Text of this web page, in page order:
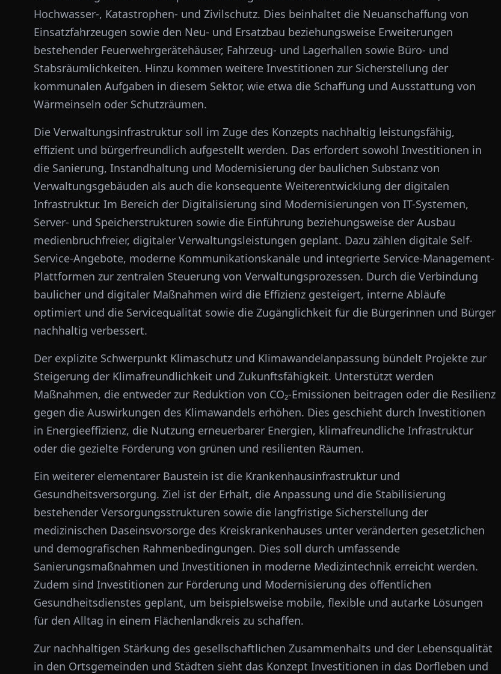
Hochwasser-, Katastrophen- und Zivilschutz. Dies beinhaltet die Neuanschaffung von
Einsatzfahrzeugen sowie den Neu- und Ersatzbau beziehungsweise Erweiterungen
bestehender Feuerwehrgerätehäuser, Fahrzeug- und Lagerhallen sowie Büro- und
Stabsräumlichkeiten. Hinzu kommen weitere Investitionen zur Sicherstellung der
kommunalen Aufgaben in diesem Sektor, wie etwa die Schaffung und Ausstattung von
Wärmeinseln oder Schutzräumen.
Die Verwaltungsinfrastruktur soll im Zuge des Konzepts nachhaltig leistungsfähig,
effizient und bürgerfreundlich aufgestellt werden. Das erfordert sowohl Investitionen in
die Sanierung, Instandhaltung und Modernisierung der baulichen Substanz von
Verwaltungsgebäuden als auch die konsequente Weiterentwicklung der digitalen
Infrastruktur. Im Bereich der Digitalisierung sind Modernisierungen von IT-Systemen,
Server- und Speicherstrukturen sowie die Einführung beziehungsweise der Ausbau
medienbruchfreier, digitaler Verwaltungsleistungen geplant. Dazu zählen digitale Self-
Service-Angebote, moderne Kommunikationskanäle und integrierte Service-Management-
Plattformen zur zentralen Steuerung von Verwaltungsprozessen. Durch die Verbindung
baulicher und digitaler Maßnahmen wird die Effizienz gesteigert, interne Abläufe
optimiert und die Servicequalität sowie die Zugänglichkeit für die Bürgerinnen und Bürger
nachhaltig verbessert.
Der explizite Schwerpunkt Klimaschutz und Klimawandelanpassung bündelt Projekte zur
Steigerung der Klimafreundlichkeit und Zukunftsfähigkeit. Unterstützt werden
Maßnahmen, die entweder zur Reduktion von CO₂-Emissionen beitragen oder die Resilienz
gegen die Auswirkungen des Klimawandels erhöhen. Dies geschieht durch Investitionen
in Energieeffizienz, die Nutzung erneuerbarer Energien, klimafreundliche Infrastruktur
oder die gezielte Förderung von grünen und resilienten Räumen.
Ein weiterer elementarer Baustein ist die Krankenhausinfrastruktur und
Gesundheitsversorgung. Ziel ist der Erhalt, die Anpassung und die Stabilisierung
bestehender Versorgungsstrukturen sowie die langfristige Sicherstellung der
medizinischen Daseinsvorsorge des Kreiskrankenhauses unter veränderten gesetzlichen
und demografischen Rahmenbedingungen. Dies soll durch umfassende
Sanierungsmaßnahmen und Investitionen in moderne Medizintechnik erreicht werden.
Zudem sind Investitionen zur Förderung und Modernisierung des öffentlichen
Gesundheitsdienstes geplant, um beispielsweise mobile, flexible und autarke Lösungen
für den Alltag in einem Flächenlandkreis zu schaffen.
Zur nachhaltigen Stärkung des gesellschaftlichen Zusammenhalts und der Lebensqualität
in den Ortsgemeinden und Städten sieht das Konzept Investitionen in das Dorfleben und